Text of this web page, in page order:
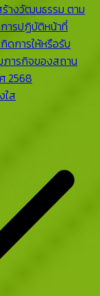
ร้างวัฒนธรรม ตาม
ารปฏิบัติหน้าที่
ดการให้หรือรับ
ภารกิจของสถาน
2568
ใส